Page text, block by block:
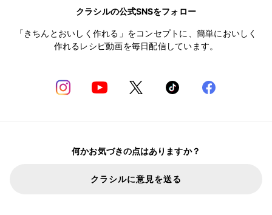
クラシルの公式SNSをフォロー
「きちんとおいしく作れる」をコンセプトに、簡単においしく
作れるレシピ動画を毎日配信しています。
何かお気づきの点はありますか？
クラシルに意見を送る